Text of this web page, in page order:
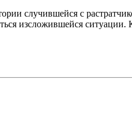
случившейся с
изсложившейся